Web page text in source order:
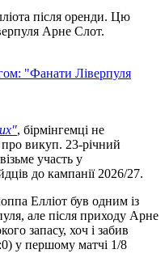
після оренди. Цю
Арне Слот.
"Фанати Ліверпуля
, бірмінгемці не
викуп. 23-річний
участь у
до кампанії 2026/27.
Елліот був одним із
але після приходу Арне
запасу, хоч і забив
у першому матчі 1/8